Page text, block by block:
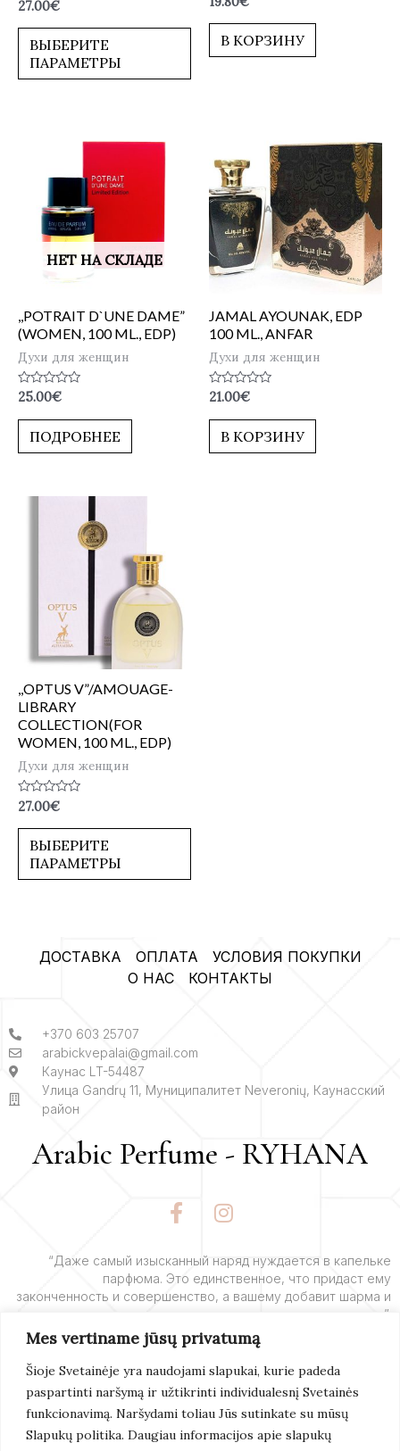
Mes vertiname jūsų privatumą
Šioje Svetainėje yra naudojami slapukai, kurie padeda
paspartinti naršymą ir užtikrinti individualesnį Svetainės
funkcionavimą. Naršydami toliau Jūs sutinkate su mūsų
Slapukų politika. Daugiau informacijos apie slapukų
Оценка
из
27.00€
ВЫБЕРИТЕ
ПАРАМЕТРЫ
из
В КОРЗИНУ
НЕТ НА СКЛАДЕ
,,POTRAIT D`UNE DAME”
(WOMEN, 100 ML., EDP)
Духи для женщин
Оценка
из
25.00€
ПОДРОБНЕЕ
JAMAL AYOUNAK, EDP
100 ML., ANFAR
Духи для женщин
Оценка
из
21.00€
В КОРЗИНУ
,,OPTUS V”/AMOUAGE-
LIBRARY
COLLECTION(FOR
WOMEN, 100 ML., EDP)
Духи для женщин
Оценка
0
из
27.00€
ВЫБЕРИТЕ
ПАРАМЕТРЫ
ДОСТАВКА ОПЛАТА
УСЛОВИЯ ПОКУПКИ
О НАС
КОНТАКТЫ
+370 603 25707
arabickvepalai@gmail.com
Каунас LT-54487
Улица Gandrų 11, Муниципалитет Neveronių, Каунасский
район
Arabic Perfume - RYHANA
F
a
e
b
o
o
k
-
f
I
n
t
a
g
r
a
m
“Даже самый изысканный наряд нуждается в капельке
парфюма. Это единственное, что придаст ему
законченность и совершенство, а вашему добавит шарма и
очарования”.
Подробнее